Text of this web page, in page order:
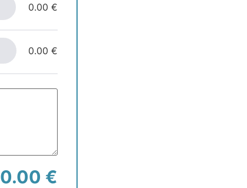
0.00 €
0.00 €
0.00 €